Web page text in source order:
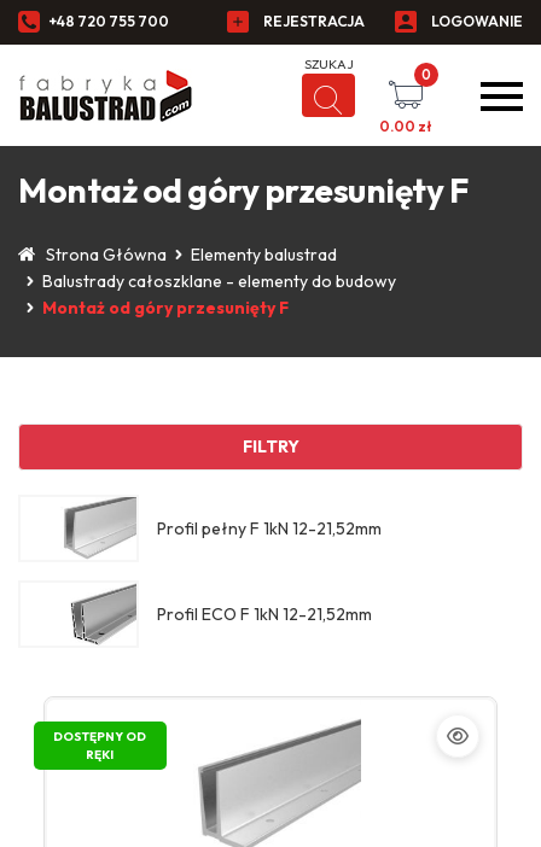
+48 720 755 700 REJESTRACJA LOGOWANIE
0
0.00 zł
Montaż od góry przesunięty F
Strona Główna
Elementy balustrad
Balustrady całoszklane - elementy do budowy
Montaż od góry przesunięty F
FILTRY
Profil pełny F 1kN 12-21,52mm
Profil ECO F 1kN 12-21,52mm
DOSTĘPNY OD
RĘKI